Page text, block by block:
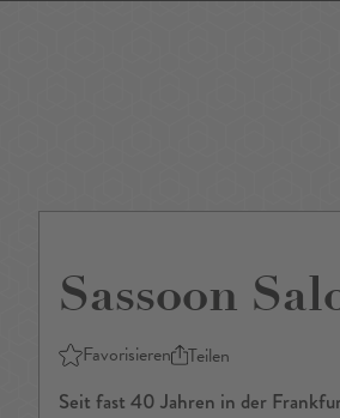
Sassoon
Favorisieren Teilen
Seit fast 40 Jahren in der